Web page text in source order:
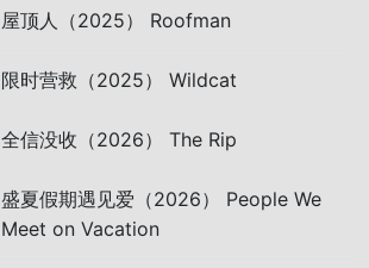
屋顶人（2025） Roofman
限时营救（2025） Wildcat
全信没收（2026） The Rip
盛夏假期遇见爱（2026） People We
Meet on Vacation